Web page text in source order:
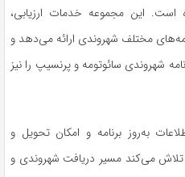
است. این مجموعه خدمات ارزیابی،
مختلف شهروندی ارائه می‌دهد و
شهروندی سائوتومه و پرنسیپ را نیز
به‌روز برنامه و امکان تحویل و
تلاش می‌کند مسیر دریافت شهروندی و